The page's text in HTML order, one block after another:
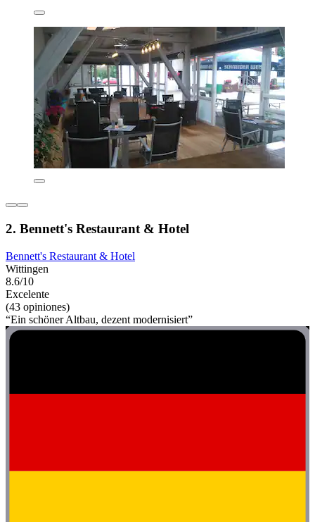
2. Bennett's Restaurant & Hotel
Bennett's Restaurant & Hotel
Wittingen
8.6/10
Excelente
(43 opiniones)
“Ein schöner Altbau, dezent modernisiert”